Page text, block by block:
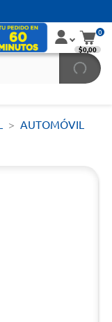
0
$0,00
AUTOMÓVIL